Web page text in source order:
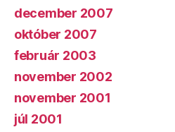
december 2007
október 2007
február 2003
november 2002
november 2001
júl 2001